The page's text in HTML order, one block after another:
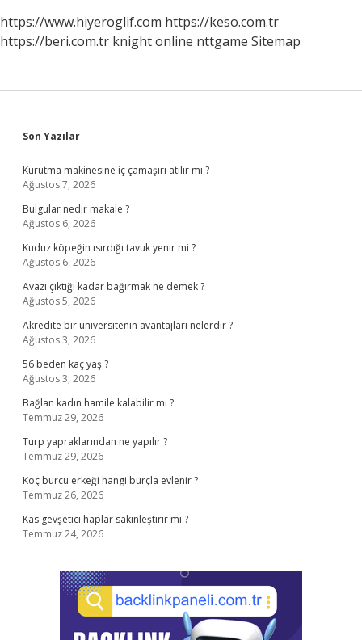
https://www.hiyeroglif.com https://keso.com.tr
https://beri.com.tr knight online nttgame Sitemap
Sidebar
Son Yazılar
Kurutma makinesine iç çamaşırı atılır mı ?
Ağustos 7, 2026
Bulgular nedir makale ?
Ağustos 6, 2026
Kuduz köpeğin ısırdığı tavuk yenir mi ?
Ağustos 6, 2026
Avazı çıktığı kadar bağırmak ne demek ?
Ağustos 5, 2026
Akredite bir üniversitenin avantajları nelerdir ?
Ağustos 3, 2026
56 beden kaç yaş ?
Ağustos 3, 2026
Bağlan kadın hamile kalabilir mi ?
Temmuz 29, 2026
Turp yapraklarından ne yapılır ?
Temmuz 29, 2026
Koç burcu erkeği hangi burçla evlenir ?
Temmuz 26, 2026
Kas gevşetici haplar sakinleştirir mi ?
Temmuz 24, 2026